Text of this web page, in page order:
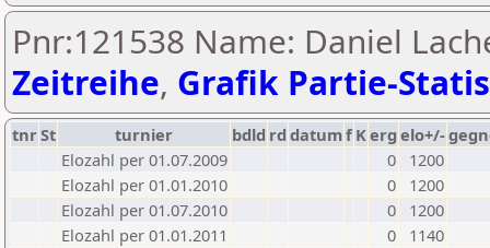
Pnr:121538 Name: Daniel
Zeitreihe, Grafik Partie-
tnrSt turnier bdld rd datumf Kerg elo+/-
Elozahl per 01.07.2009
0
1200
Elozahl per 01.01.2010
0
1200
Elozahl per 01.07.2010
0
1200
Elozahl per 01.01.2011
0
1140